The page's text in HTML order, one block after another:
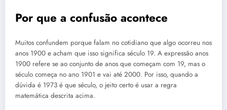
Por que a confusão acontece
Muitos confundem porque falam no cotidiano que algo ocorreu nos
anos 1900 e acham que isso significa século 19. A expressão anos
1900 refere se ao conjunto de anos que começam com 19, mas o
século começa no ano 1901 e vai até 2000. Por isso, quando a
dúvida é 1973 é que século, o jeito certo é usar a regra
matemática descrita acima.